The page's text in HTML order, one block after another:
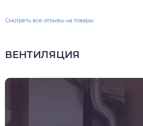
Смотреть все отзывы на товары
ВЕНТИЛЯЦИЯ